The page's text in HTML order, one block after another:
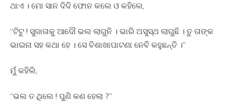
ଥାଏ । ମୋ ସାନ ଦିଦି ଫୋନ କଲେ ଓ କହିଲେ,
“ଟିଟୁ ! ସୁଜାତାକୁ ଆଦୌ ଭଲ ଲାଗୁନି । ଭାରି ଅସୁସ୍ଥ ଲାଗୁଛି । ତୁ ତାଙ୍କ
ଭାଇନା ସହ କଥା ହେ । ସେ ବିଶାଖାପାଟଣା ନେବି କହୁଛନ୍ତି ।”
ମୁଁ କହିଲି,
“ଭଲ ତ ଥିଲେ ! ପୁଣି କଣ ହେଲା ?”